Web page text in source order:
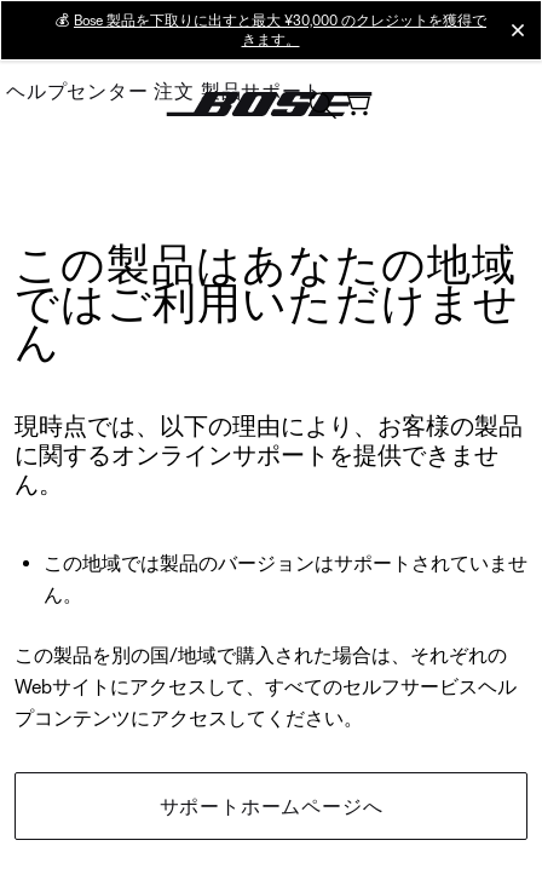
Main
💰 Bose 製品を下取りに出すと最大 ¥30,000 のクレジットを獲得で
きます。
ヘルプセンター 注文 製品サポート
この製品はあなたの地域
ではご利用いただけませ
ん
現時点では、以下の理由により、お客様の製品
に関するオンラインサポートを提供できませ
ん。
この地域では製品のバージョンはサポートされていませ
ん。
この製品を別の国/地域で購入された場合は、それぞれの
Webサイトにアクセスして、すべてのセルフサービスヘル
プコンテンツにアクセスしてください。
サポートホームページへ